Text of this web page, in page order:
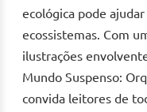
ecológica pode
ecossistemas. Com
ilustrações
Mundo Suspenso:
convida leitores de